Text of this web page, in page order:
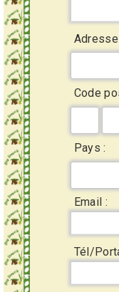
Adresse
Code
Pays :
Email :
Tél/